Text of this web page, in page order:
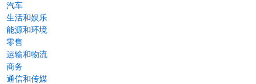
汽车
生活和娱乐
能源和环境
零售
运输和物流
商务
通信和传媒